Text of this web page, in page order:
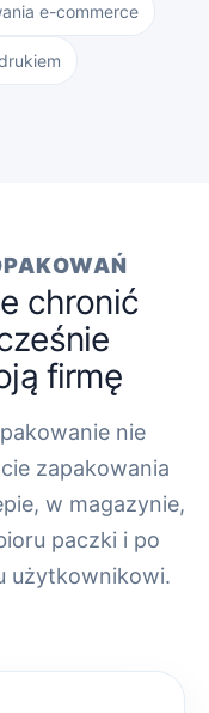
e-commerce
chronić
firmę
nie
zapakowania
w magazynie,
paczki i po
użytkownikowi.